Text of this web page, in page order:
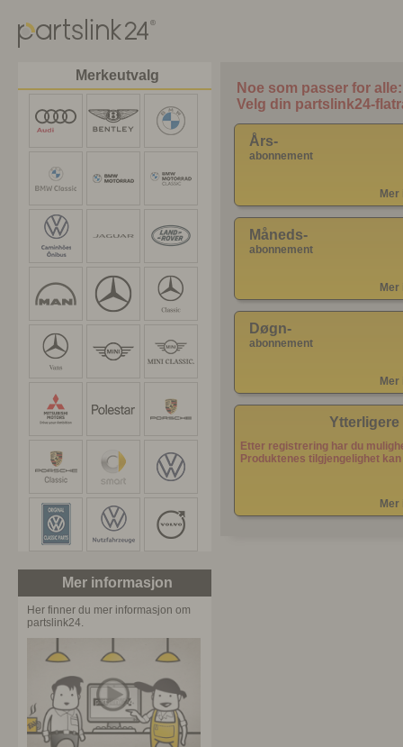
Merkeutvalg
Mer informasjon
Her finner du mer informasjon om
partslink24.
Års-
abonnement
Måneds-
abonnement
Døgn-
abonnement
Etter registrering har du
Produktenes tilgjengelighet